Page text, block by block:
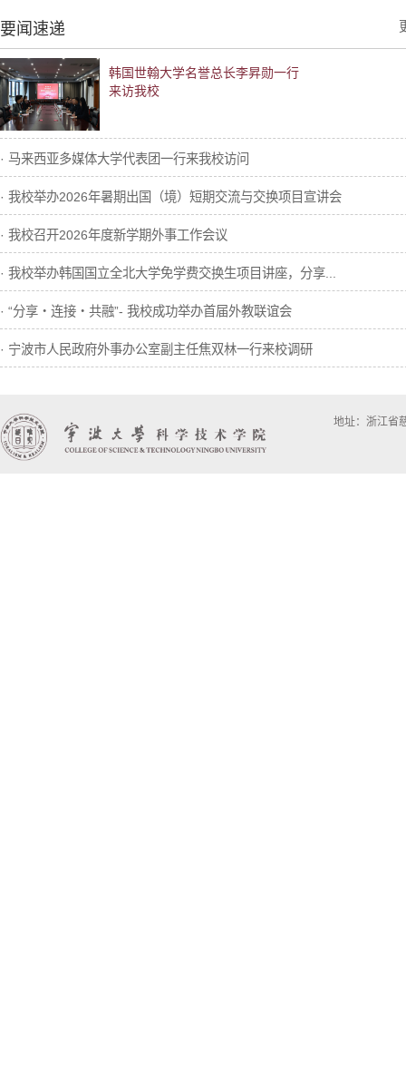
要闻速递
韩国世翰大学名誉总长李昇勋一行
来访我校
· 马来西亚多媒体大学代表团一行来我校访问
· 我校举办2026年暑期出国（境）短期交流与交换项目宣讲会
· 我校召开2026年度新学期外事工作会议
· 我校举办韩国国立全北大学免学费交换生项目讲座，分享...
· “分享・连接・共融”- 我校成功举办首届外教联谊会
· 宁波市人民政府外事办公室副主任焦双林一行来校调研
地址：浙江省